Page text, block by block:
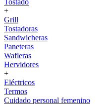
Tostado
+
Grill
Tostadoras
Sandwicheras
Paneteras
Wafleras
Hervidores
+
Eléctricos
Termos
Cuidado personal femenino